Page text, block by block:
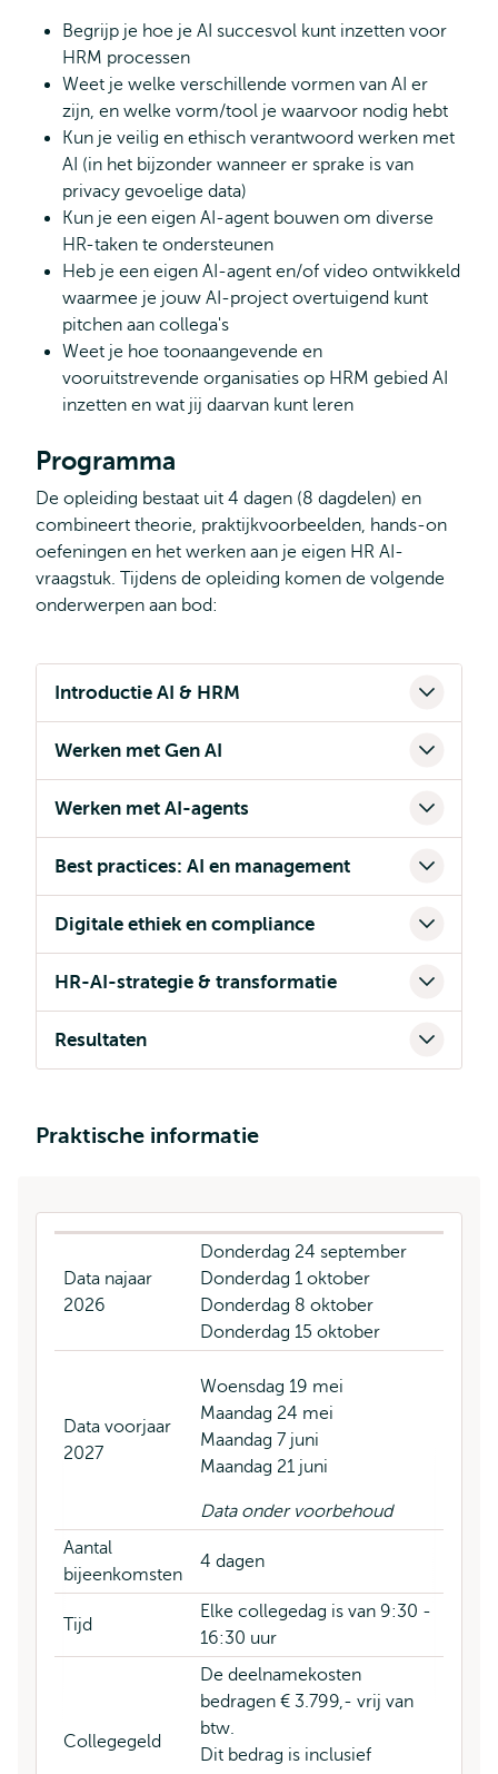
Begrijp je hoe je AI succesvol kunt inzetten voor
HRM processen
Weet je welke verschillende vormen van AI er
zijn, en welke vorm/tool je waarvoor nodig hebt
Kun je veilig en ethisch verantwoord werken met
AI (in het bijzonder wanneer er sprake is van
privacy gevoelige data)
Kun je een eigen AI-agent bouwen om diverse
HR-taken te ondersteunen
Heb je een eigen AI-agent en/of video ontwikkeld
waarmee je jouw AI-project overtuigend kunt
pitchen aan collega's
Weet je hoe toonaangevende en
vooruitstrevende organisaties op HRM gebied AI
inzetten en wat jij daarvan kunt leren
Programma
De opleiding bestaat uit 4 dagen (8 dagdelen) en
combineert theorie, praktijkvoorbeelden, hands-on
oefeningen en het werken aan je eigen HR AI-
vraagstuk. Tijdens de opleiding komen de volgende
onderwerpen aan bod:
Introductie AI & HRM
Werken met Gen AI
Werken met AI-agents
Best practices: AI en management
Digitale ethiek en compliance
HR-AI-strategie & transformatie
Resultaten
Praktische informatie
Data najaar
2026
Donderdag 24 september
Donderdag 1 oktober
Donderdag 8 oktober
Donderdag 15 oktober
Data voorjaar
2027
Woensdag 19 mei
Maandag 24 mei
Maandag 7 juni
Maandag 21 juni
Data onder voorbehoud
Aantal
bijeenkomsten
4 dagen
Tijd
Elke collegedag is van 9:30 -
16:30 uur
Collegegeld
De deelnamekosten
bedragen € 3.799,- vrij van
btw.
Dit bedrag is inclusief